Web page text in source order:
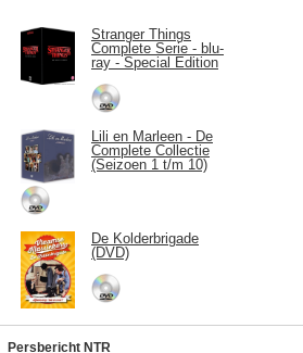
Stranger Things
Complete Serie - blu-
ray - Special Edition
Lili en Marleen - De
Complete Collectie
(Seizoen 1 t/m 10)
De Kolderbrigade
(DVD)
Persbericht NTR